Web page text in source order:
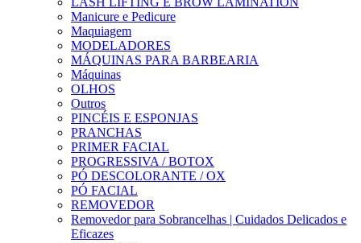
Manicure e Pedicure
Maquiagem
MODELADORES
MÁQUINAS PARA BARBEARIA
Máquinas
OLHOS
Outros
PINCÉIS E ESPONJAS
PRANCHAS
PRIMER FACIAL
PROGRESSIVA / BOTOX
PÓ DESCOLORANTE / OX
PÓ FACIAL
REMOVEDOR
Removedor para Sobrancelhas | Cuidados Delicados e
Eficazes